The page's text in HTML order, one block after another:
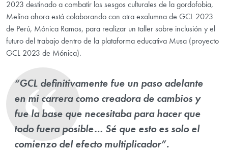
2023 destinado a combatir los sesgos culturales de la gordofobia,
Melina ahora está colaborando con otra exalumna de GCL 2023
de Perú, Mónica Ramos, para realizar un taller sobre inclusión y el
futuro del trabajo dentro de la plataforma educativa Musa (proyecto
GCL 2023 de Mónica).
“GCL definitivamente fue un paso adelante
en mi carrera como creadora de cambios y
fue la base que necesitaba para hacer que
todo fuera posible… Sé que esto es solo el
comienzo del efecto multiplicador”.